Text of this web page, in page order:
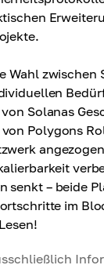
Wahl zwischen
Solanas
Polygons
senkt – beide
im